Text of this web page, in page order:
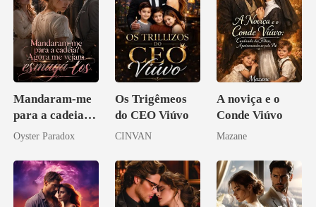
Mandaram-me
para a cadeia?
Agora me
los
Oyster Paradox
Os Trigêmeos
do CEO Viúvo
CINVAN
A noviça e o
Conde Viúvo
Mazane